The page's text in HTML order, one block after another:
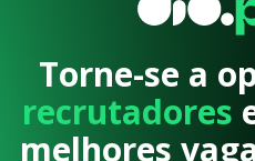
Torne-se a
recrutadores
melhores